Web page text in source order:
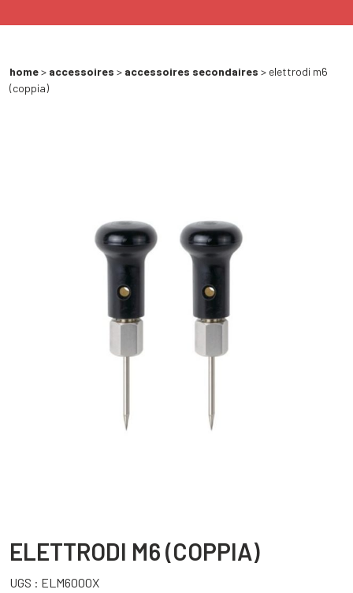
home> accessoires > accessoires secondaires > elettrodi m6
(coppia)
ELETTRODI M6 (COPPIA)
UGS : ELM6000X